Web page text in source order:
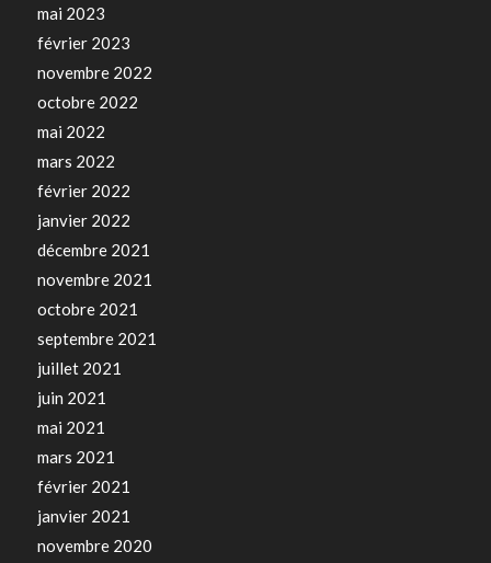
mai 2023
février 2023
novembre 2022
octobre 2022
mai 2022
mars 2022
février 2022
janvier 2022
décembre 2021
novembre 2021
octobre 2021
septembre 2021
juillet 2021
juin 2021
mai 2021
mars 2021
février 2021
janvier 2021
novembre 2020